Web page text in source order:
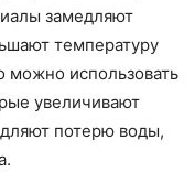
замедляют
температуру
можно использовать
увеличивают
потерю воды,